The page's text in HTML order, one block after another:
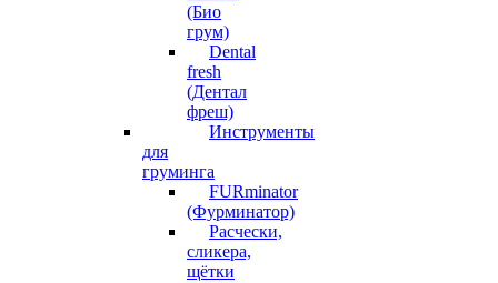
(Био
грум)
Dental
fresh
(Дентал
фреш)
Инструменты
для
груминга
FURminator
(Фурминатор)
Расчески,
сликера,
щётки